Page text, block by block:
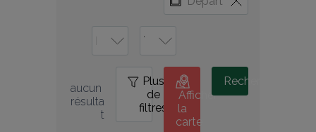
aucun
résulta
t
Plus
de
filtres
Afficher
la
carte
Rechercher